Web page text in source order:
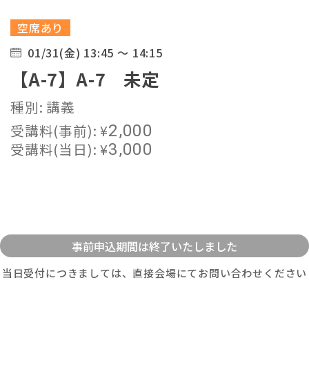
空席あり
01/31(金) 13:45 ～ 14:15
【A-7】A-7 未定
種別: 講義
受講料(事前):¥2,000
受講料(当日):¥3,000
当日受付につきましては、直接会場にてお問い合わせください